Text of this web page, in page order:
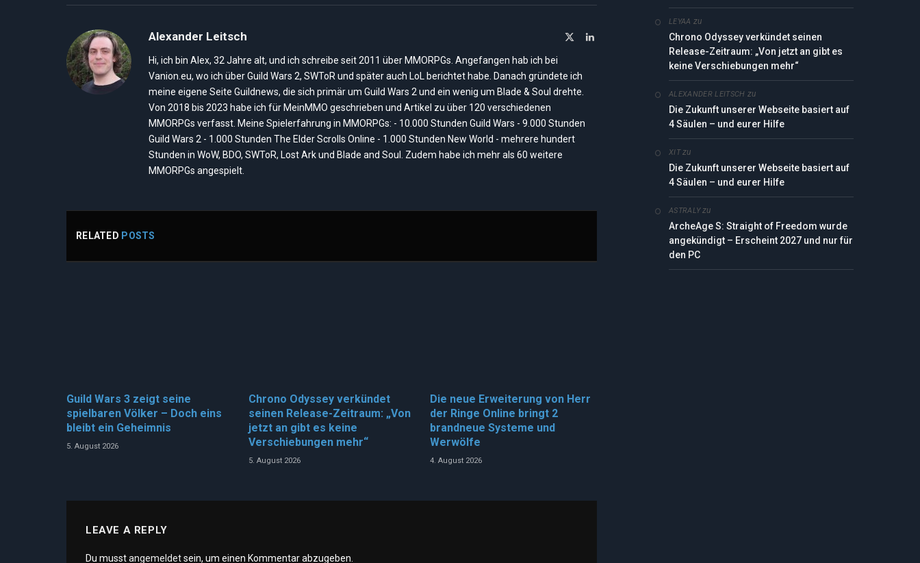
Alexander Leitsch LinkedIn
Hi, ich bin Alex, 32 Jahre alt, und ich schreibe seit 2011 über MMORPGs. Angefangen hab ich bei
Vanion.eu, wo ich über Guild Wars 2, SWToR und später auch LoL berichtet habe. Danach gründete ich
meine eigene Seite Guildnews, die sich primär um Guild Wars 2 und ein wenig um Blade & Soul drehte.
Von 2018 bis 2023 habe ich für MeinMMO geschrieben und Artikel zu über 120 verschiedenen
MMORPGs verfasst. Meine Spielerfahrung in MMORPGs: - 10.000 Stunden Guild Wars - 9.000 Stunden
Guild Wars 2 - 1.000 Stunden The Elder Scrolls Online - 1.000 Stunden New World - mehrere hundert
Stunden in WoW, BDO, SWToR, Lost Ark und Blade and Soul. Zudem habe ich mehr als 60 weitere
MMORPGs angespielt.
RELATED POSTS
Guild Wars 3 zeigt seine
spielbaren Völker – Doch eins
bleibt ein Geheimnis
5. August 2026
Chrono Odyssey verkündet
seinen Release-Zeitraum: „Von
jetzt an gibt es keine
Verschiebungen mehr“
5. August 2026
Die neue Erweiterung von Herr
der Ringe Online bringt 2
brandneue Systeme und
Werwölfe
4. August 2026
LEAVE A REPLY
Du musstangemeldetsein, um einen Kommentar abzugeben.
LEYAA zu
Chrono Odyssey verkündet seinen
Release-Zeitraum: „Von jetzt an gibt es
keine Verschiebungen mehr“
ALEXANDER LEITSCH zu
Die Zukunft unserer Webseite basiert auf
4 Säulen – und eurer Hilfe
XITzu
Die Zukunft unserer Webseite basiert auf
4 Säulen – und eurer Hilfe
ASTRALYzu
ArcheAge S: Straight of Freedom wurde
angekündigt – Erscheint 2027 und nur für
den PC